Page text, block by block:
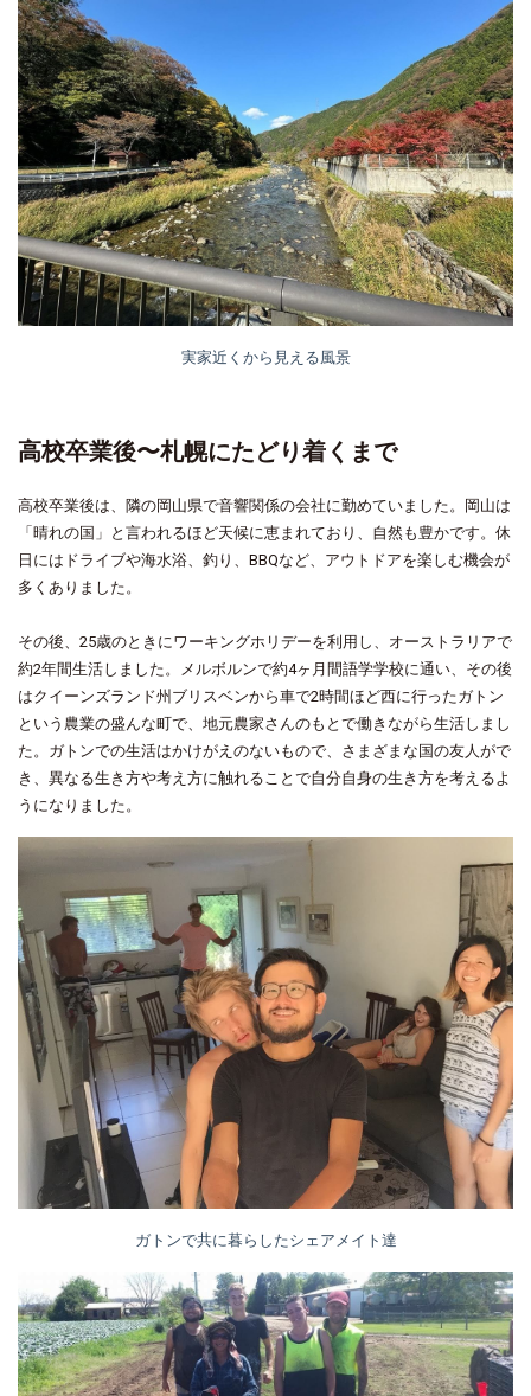
実家近くから見える風景
高校卒業後〜札幌にたどり着くまで
高校卒業後は、隣の岡山県で音響関係の会社に勤めていました。岡山は
「晴れの国」と言われるほど天候に恵まれており、自然も豊かです。休
日にはドライブや海水浴、釣り、BBQなど、アウトドアを楽しむ機会が
多くありました。
その後、25歳のときにワーキングホリデーを利用し、オーストラリアで
約2年間生活しました。メルボルンで約4ヶ月間語学学校に通い、その後
はクイーンズランド州ブリスベンから車で2時間ほど西に行ったガトン
という農業の盛んな町で、地元農家さんのもとで働きながら生活しまし
た。ガトンでの生活はかけがえのないもので、さまざまな国の友人がで
き、異なる生き方や考え方に触れることで自分自身の生き方を考えるよ
うになりました。
ガトンで共に暮らしたシェアメイト達